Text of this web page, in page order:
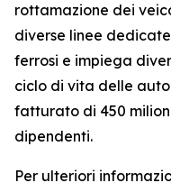
rottamazione dei
diverse linee
ferrosi e impiega
ciclo di vita delle
fatturato di 450
dipendenti.
Per ulteriori